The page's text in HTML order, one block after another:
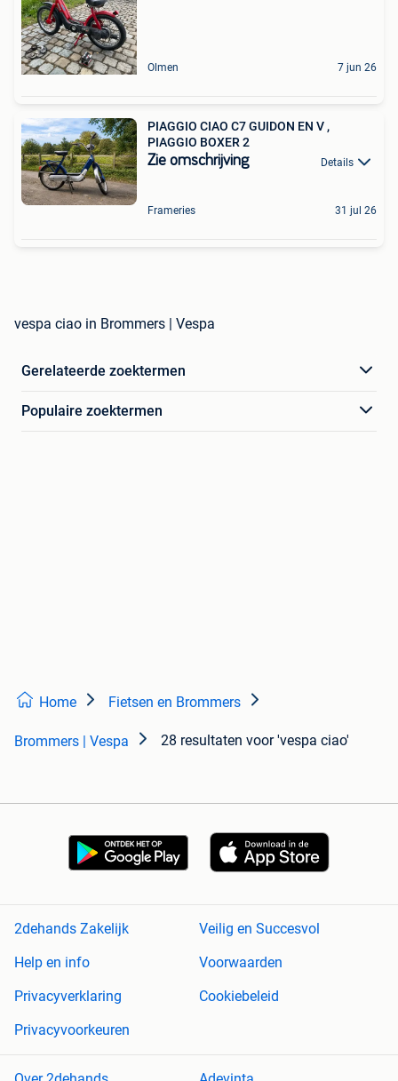
Olmen 7 jun 26
PIAGGIO CIAO C7 GUIDON EN V ,
PIAGGIO BOXER 2
Zie omschrijving Details
Frameries 31 jul 26
vespa ciao in Brommers | Vespa
Gerelateerde zoektermen
Populaire zoektermen
Home Fietsen en Brommers
Brommers | Vespa 28 resultaten voor 'vespa ciao'
2dehands Zakelijk
Veilig en Succesvol
Help en info
Voorwaarden
Privacyverklaring
Cookiebeleid
Privacyvoorkeuren